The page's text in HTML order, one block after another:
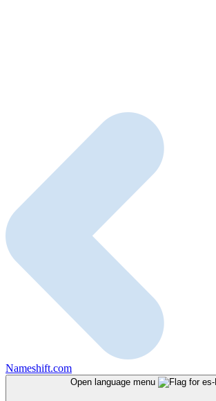
Nameshift.com
Open language menu